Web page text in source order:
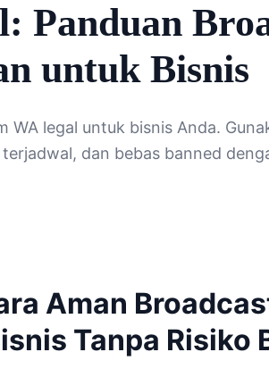
Panduan
untuk Bisnis
WA legal untuk bisnis Anda.
dan bebas banned
Aman
Tanpa Risiko